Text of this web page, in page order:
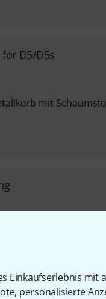
Einkaufserlebnis mit
personalisierte
D5/D5s
mit